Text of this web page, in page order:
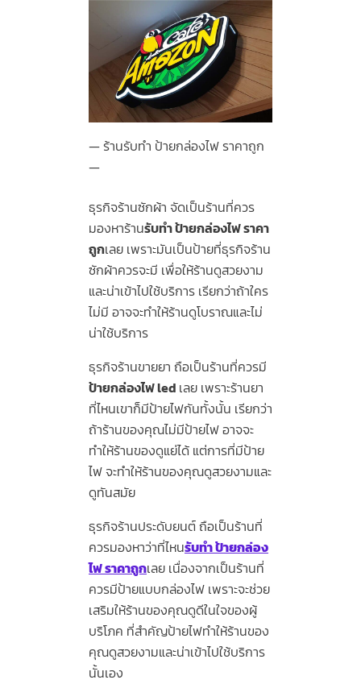
ร้านรับทํา ป้ายกล่องไฟ ราคาถูก
ธุรกิจร้านซักผ้า จัดเป็นร้านที่ควร
มองหาร้านรับทํา ป้ายกล่องไฟ ราคา
ถูกเลย เพราะมันเป็นป้ายที่ธุรกิจร้าน
ซักผ้าควรจะมี เพื่อให้ร้านดูสวยงาม
และน่าเข้าไปใช้บริการ เรียกว่าถ้าใคร
ไม่มี อาจจะทำให้ร้านดูโบราณและไม่
น่าใช้บริการ
ธุรกิจร้านขายยา ถือเป็นร้านที่ควรมี
ป้ายกล่องไฟ led เลย เพราะร้านยา
ที่ไหนเขาก็มีป้ายไฟกันทั้งนั้น เรียกว่า
ถ้าร้านของคุณไม่มีป้ายไฟ อาจจะ
ทำให้ร้านของดูแย่ได้ แต่การที่มีป้าย
ไฟ จะทำให้ร้านของคุณดูสวยงามและ
ดูทันสมัย
ธุรกิจร้านประดับยนต์ ถือเป็นร้านที่
ควรมองหาว่าที่ไหนรับทํา ป้ายกล่อง
ไฟ ราคาถูกเลย เนื่องจากเป็นร้านที่
ควรมีป้ายแบบกล่องไฟ เพราะจะช่วย
เสริมให้ร้านของคุณดูดีในใจของผู้
บริโภค ที่สำคัญป้ายไฟทำให้ร้านของ
คุณดูสวยงามและน่าเข้าไปใช้บริการ
นั้นเอง